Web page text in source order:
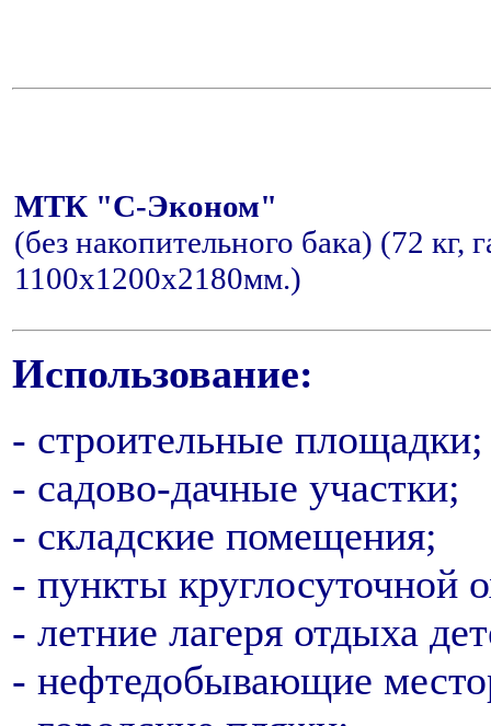
МТК "С-Эконом"
(без накопительного бака) (72 кг,
1100x1200x2180мм.)
Использование:
- строительные площадки;
- садово-дачные участки;
- складские помещения;
- пункты круглосуточной
- летние лагеря отдыха
- нефтедобывающие